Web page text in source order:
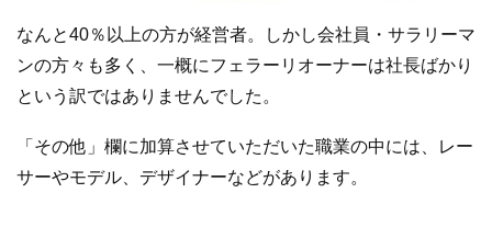
なんと40％以上の方が経営者。しかし会社員・サラリーマ
ンの方々も多く、一概にフェラーリオーナーは社長ばかり
という訳ではありませんでした。
「その他」欄に加算させていただいた職業の中には、レー
サーやモデル、デザイナーなどがあります。